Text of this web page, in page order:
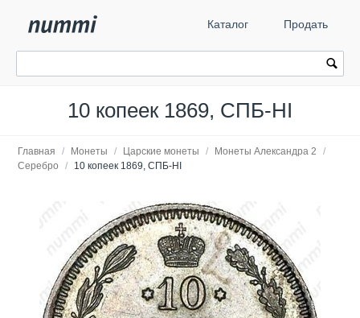
Каталог Продать
10 копеек 1869, СПБ-HI
Главная / Монеты / Царские монеты / Монеты Александра 2
/
Серебро
/ 10 копеек 1869, СПБ-HI